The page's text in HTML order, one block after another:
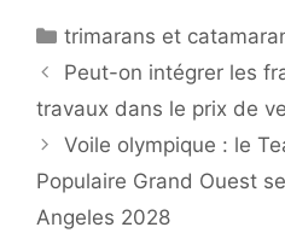
Catégories
trimarans et
Peut-on intégrer les
travaux dans le prix de
Voile olympique : le
Populaire Grand Ouest
Angeles 2028